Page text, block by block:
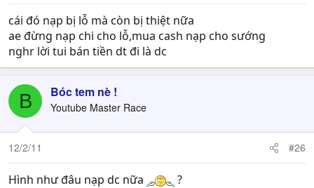
cái đó nạp bị lỗ mà còn bị thiệt nữa
ae đừng nạp chi cho lỗ,mua cash nạp cho sướng
nghr lời tui bán tiền dt đi là dc
B Bóc tem nè !
Youtube Master Race
12/2/11 #26
Hình như đâu nạp dc nữa ?